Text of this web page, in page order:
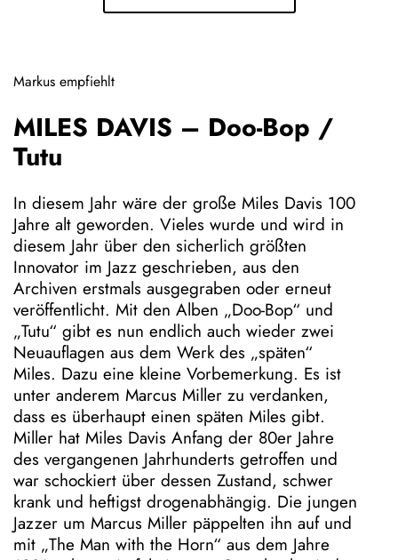
S
o
r
t
i
m
e
n
t
P
l
a
t
t
e
n
t
i
p
p
s
G
Markus empfiehlt
MILES DAVIS – Doo-Bop /
Tutu
In diesem Jahr wäre der große Miles Davis 100
Jahre alt geworden. Vieles wurde und wird in
diesem Jahr über den sicherlich größten
Innovator im Jazz geschrieben, aus den
Archiven erstmals ausgegraben oder erneut
veröffentlicht. Mit den Alben „Doo-Bop“ und
„Tutu“ gibt es nun endlich auch wieder zwei
Neuauflagen aus dem Werk des „späten“
Miles. Dazu eine kleine Vorbemerkung. Es ist
unter anderem Marcus Miller zu verdanken,
dass es überhaupt einen späten Miles gibt.
Miller hat Miles Davis Anfang der 80er Jahre
des vergangenen Jahrhunderts getroffen und
war schockiert über dessen Zustand, schwer
krank und heftigst drogenabhängig. Die jungen
Jazzer um Marcus Miller päppelten ihn auf und
mit „The Man with the Horn“ aus dem Jahre